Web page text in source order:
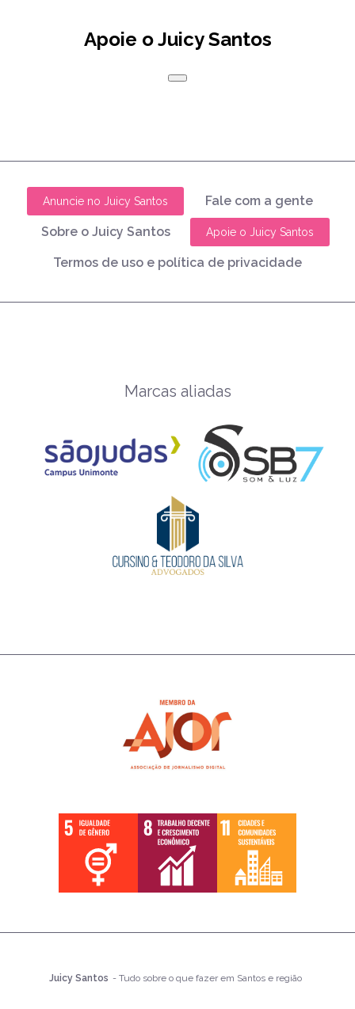
Apoie o Juicy Santos
Anuncie no Juicy Santos Fale com a gente
Sobre o Juicy Santos Apoie o Juicy Santos
Termos de uso e política de privacidade
Marcas aliadas
Juicy Santos - Tudo sobre o que fazer em Santos e região